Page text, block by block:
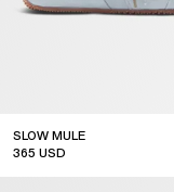
SLOW MULE
365 USD